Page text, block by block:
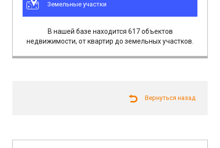
Земельные участки
В нашей базе находится 617 объектов
недвижимости, от квартир до земельных участков.
Вернуться назад